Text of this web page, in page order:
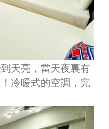
天亮，當天夜裏有
冷暖式的空調，完